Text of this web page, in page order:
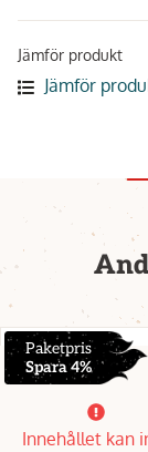
Jämför produkt
Jämför
Paketpris
Spara 4%
Innehållet kan